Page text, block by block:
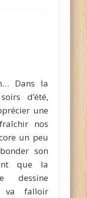
Dans la
d’été,
une
nos
un peu
son
que la
dessine
va falloir